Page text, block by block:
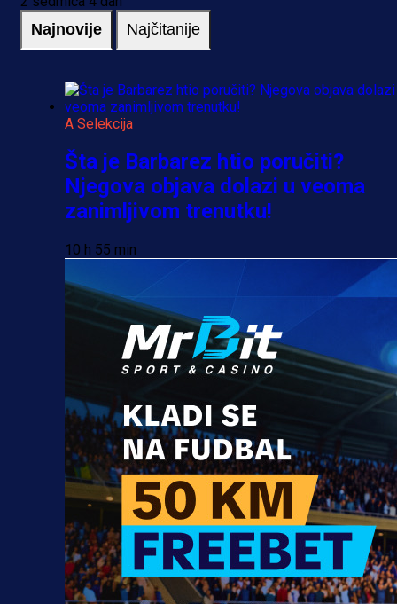
Najnovije Najčitanije
A Selekcija
Šta je Barbarez htio poručiti?
Njegova objava dolazi u veoma
zanimljivom trenutku!
10 h 55 min